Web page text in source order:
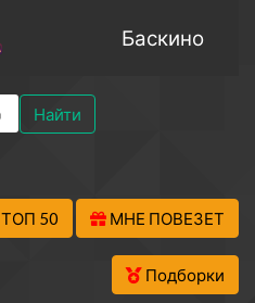
Баскино
Найти
ТОП 50 МНЕ ПОВЕЗЕТ
Подборки